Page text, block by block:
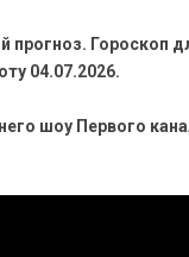
прогноз. Гороскоп
04.07.2026.
шоу Первого